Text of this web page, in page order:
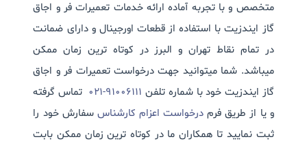
متخصص و با تجربه آماده ارائه خدمات تعمیرات فر و اجاق
گاز ایندزیت با استفاده از قطعات اورجینال و دارای ضمانت
در تمام نقاط تهران و البرز در کوتاه ترین زمان ممکن
میباشد. شما میتوانید جهت درخواست تعمیرات فر و اجاق
گاز ایندزیت خود با شماره تلفن 91006111-021
تماس گرفته
و یا از طریق فرم درخواست اعزام کارشناس سفارش خود را
ثبت نمایید تا همکاران ما در کوتاه ترین زمان ممکن بابت